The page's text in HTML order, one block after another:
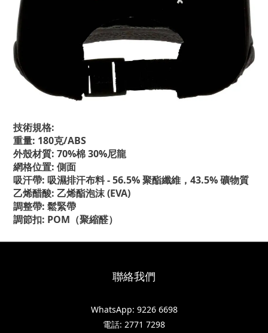
技術規格:
重量: 180克/ABS
外殼材質: 70%棉 30%尼龍
網格位置: 側面
吸汗帶: 吸濕排汗布料 - 56.5% 聚酯纖維，43.5% 礦物質
乙烯醋酸: 乙烯酯泡沫 (EVA)
調整帶: 鬆緊帶
調節扣: POM（聚縮醛）
聯絡我們
WhatsApp: 9226 6698
電話: 2771 7298